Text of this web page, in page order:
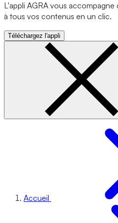
L'appli AGRA vous
à tous vos contenus en un clic.
Téléchargez l'appli
Accueil